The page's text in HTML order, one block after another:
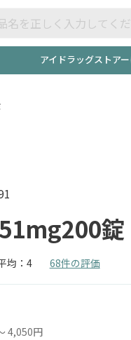
現中！今月のスト
プレゼント中！！
期配信
アイドラッグストア
錠
均：4 68件の評価
4,050円